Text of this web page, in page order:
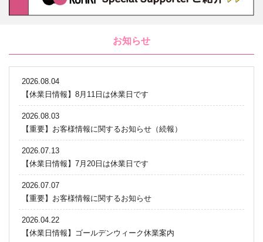
お知らせ
2026.08.04
【休業日情報】8月11日は休業日です
2026.08.03
【重要】お客様情報に関するお知らせ（続報）
2026.07.13
【休業日情報】7月20日は休業日です
2026.07.07
【重要】お客様情報に関するお知らせ
2026.04.22
【休業日情報】ゴールデンウィーク休業案内